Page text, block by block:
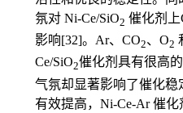
氛对 Ni-Ce/SiO2 催化剂上
影响[32]。Ar、CO2、O2
Ce/SiO2催化剂具有很高
气氛却显著影响了催化
有效提高，Ni-Ce-Ar 催